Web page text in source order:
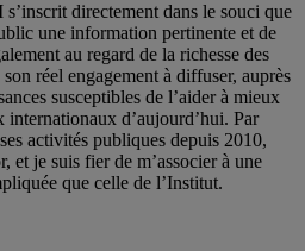
directement dans le souci que
une information pertinente et de
au regard de la richesse des
réel engagement à diffuser, auprès
susceptibles de l’aider à mieux
internationaux d’aujourd’hui. Par
activités publiques depuis 2010,
et je suis fier de m’associer à une
que celle de l’Institut.